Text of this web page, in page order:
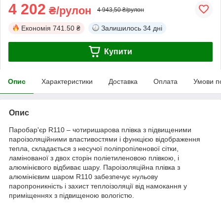
4 202 ₴/рулон 4 943,50 ₴/рулон
Економія 741.50 ₴ Залишилось 34 дні
Купити
Опис Характеристики Доставка Оплата Умови
Опис
Паробар'єр R110 – чотиришарова плівка з підвищеними
пароізоляційними властивостями і функцією відображення
тепла, складається з несучої поліпропіленової сітки,
ламінованої з двох сторін поліетиленовою плівкою, і
алюмінієвого відбиває шару. Пароізоляційна плівка з
алюмінієвим шаром R110 забезпечує нульову
паропроникність і захист теплоізоляції від намокання у
приміщеннях з підвищеною вологістю.